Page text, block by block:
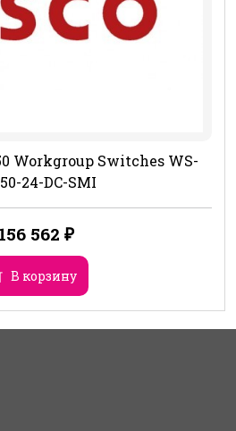
Workgroup Switches WS-
24-DC-SMI
156 562 ₽
В корзину